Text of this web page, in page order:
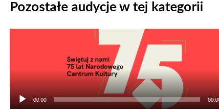
Pozostałe audycje w tej kategorii
00:00